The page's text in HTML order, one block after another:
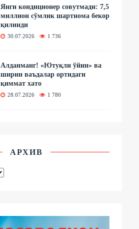
Янги кондиционер совутмади: 7,5
миллион сўмлик шартнома бекор
қилинди
30.07.2026 1 736
Алданманг! «Ютуқли ўйин» ва
ширин ваъдалар ортидаги
қиммат хато
28.07.2026 1 780
АРХИВ